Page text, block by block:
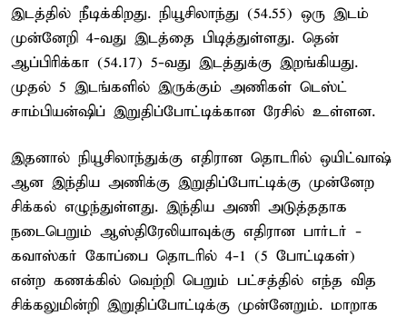
இடத்தில் நீடிக்கிறது. நியூசிலாந்து (54.55) ஒரு இடம்
முன்னேறி 4-வது இடத்தை பிடித்துள்ளது. தென்
ஆப்பிரிக்கா (54.17) 5-வது இடத்துக்கு இறங்கியது.
முதல் 5 இடங்களில் இருக்கும் அணிகள் டெஸ்ட்
சாம்பியன்ஷிப் இறுதிப்போட்டிக்கான ரேசில் உள்ளன.
இதனால் நியூசிலாந்துக்கு எதிரான தொடரில் ஒயிட்வாஷ்
ஆன இந்திய அணிக்கு இறுதிப்போட்டிக்கு முன்னேற
சிக்கல் எழுந்துள்ளது. இந்திய அணி அடுத்ததாக
நடைபெறும் ஆஸ்திரேலியாவுக்கு எதிரான பார்டர் -
கவாஸ்கர் கோப்பை தொடரில் 4-1 (5 போட்டிகள்)
என்ற கணக்கில் வெற்றி பெறும் பட்சத்தில் எந்த வித
சிக்கலுமின்றி இறுதிப்போட்டிக்கு முன்னேறும். மாறாக